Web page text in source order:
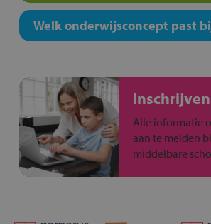
Welk onderwijsconcept past
Alle informatie
aan te melden
middelbare